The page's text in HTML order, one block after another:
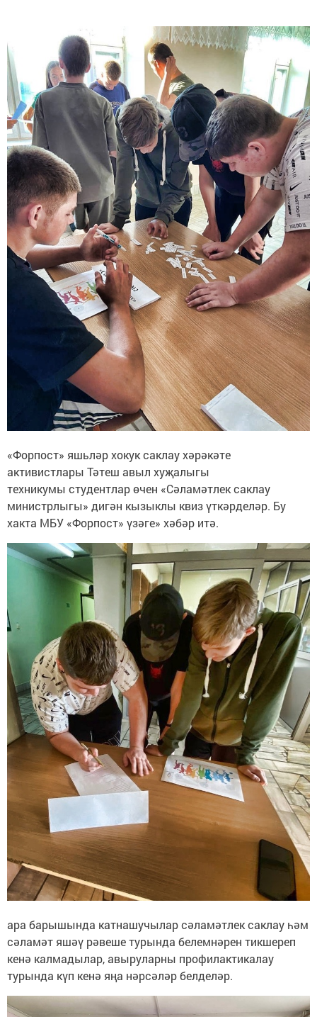
«Форпост» яшьләр хокук саклау хәрәкәте
активистлары Тәтеш авыл хуҗалыгы
техникумы студентлар өчен «Сәламәтлек саклау
министрлыгы» дигән кызыклы квиз үткәрделәр. Бу
хакта МБУ «Форпост» үзәге» хәбәр итә.
ара барышында катнашучылар сәламәтлек саклау һәм
сәламәт яшәү рәвеше турында белемнәрен тикшереп
кенә калмадылар, авыруларны профилактикалау
турында күп кенә яңа нәрсәләр белделәр.